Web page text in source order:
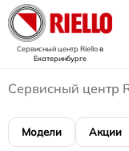
Сервисный центр Rielloв
Екатеринбурге
Сервисный центр
Модели Акции